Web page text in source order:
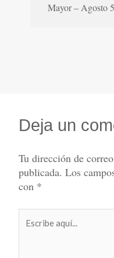
Mayor – Agosto 5
Deja un
Tu dirección de
publicada. Los
con *
aquí...